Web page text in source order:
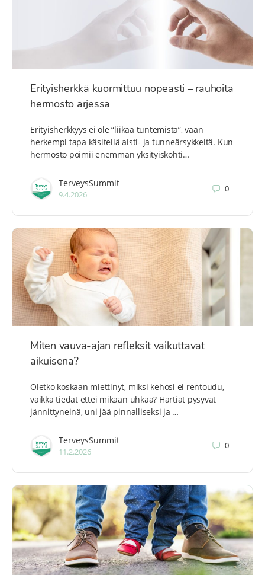
Erityisherkkä kuormittuu nopeasti – rauhoita
hermosto arjessa
Erityisherkkyys ei ole “liikaa tuntemista”, vaan
herkempi tapa käsitellä aisti- ja tunneärsykkeitä. Kun
hermosto poimii enemmän yksityiskohti…
TerveysSummit
9.4.2026
0
Miten vauva-ajan refleksit vaikuttavat
aikuisena?
Oletko koskaan miettinyt, miksi kehosi ei rentoudu,
vaikka tiedät ettei mikään uhkaa? Hartiat pysyvät
jännittyneinä, uni jää pinnalliseksi ja …
TerveysSummit
11.2.2026
0